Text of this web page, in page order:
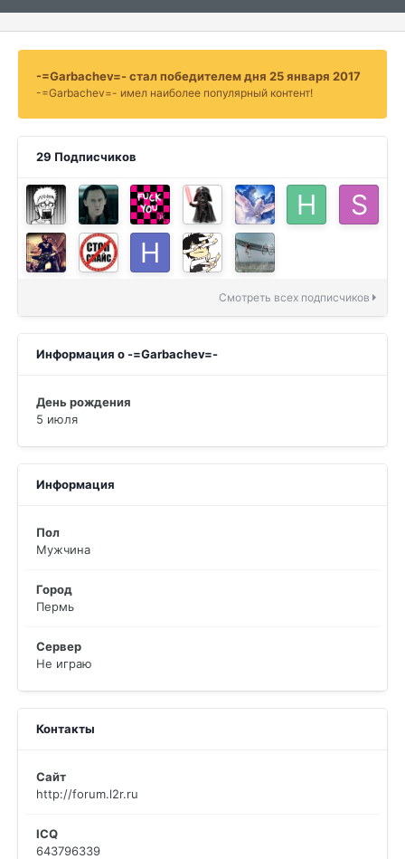
-=Garbachev=- стал победителем дня 25 января 2017
-=Garbachev=- имел наиболее популярный контент!
29 Подписчиков
Смотреть всех подписчиков
Информация о -=Garbachev=-
День рождения
5 июля
Информация
Пол
Мужчина
Город
Пермь
Сервер
Не играю
Контакты
Сайт
http://forum.l2r.ru
ICQ
643796339